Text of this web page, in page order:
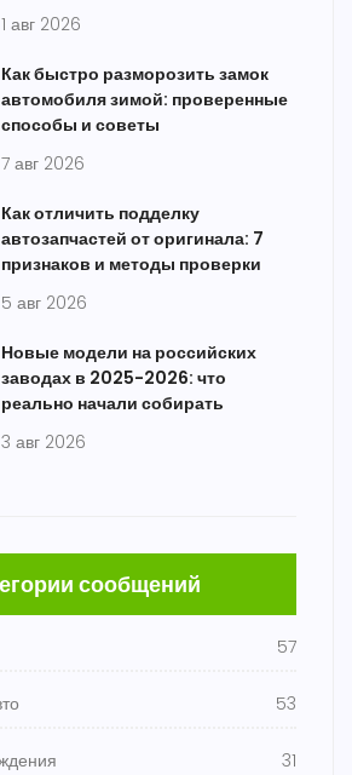
1 авг 2026
Как быстро разморозить замок
автомобиля зимой: проверенные
способы и советы
7 авг 2026
Как отличить подделку
автозапчастей от оригинала: 7
признаков и методы проверки
5 авг 2026
Новые модели на российских
заводах в 2025-2026: что
реально начали собирать
3 авг 2026
сообщений
57
53
31